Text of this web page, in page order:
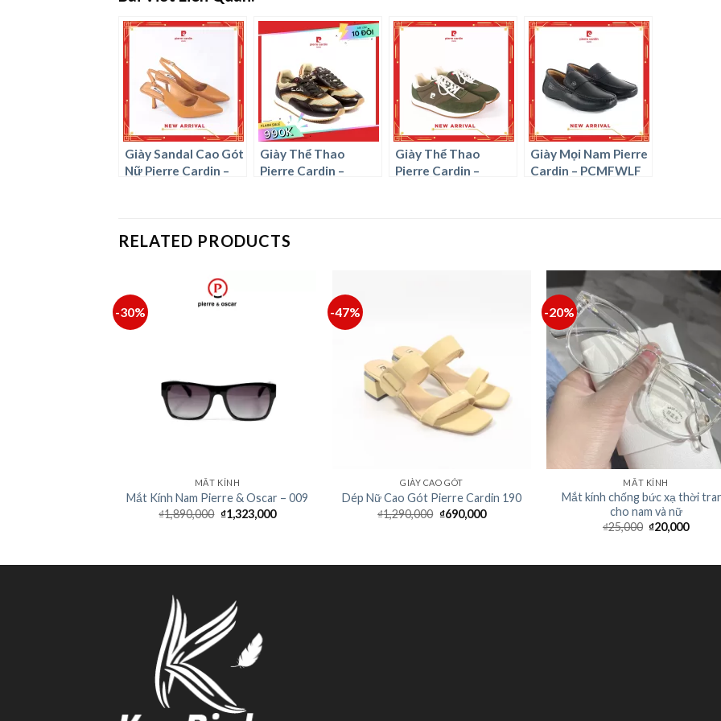
Giày Sandal Cao Gót
Nữ Pierre Cardin –
Giày Thể Thao
Pierre Cardin –
Giày Thể Thao
Pierre Cardin –
Giày Mọi Nam Pierre
Cardin – PCMFWLF
RELATED PRODUCTS
-30%
MẮT KÍNH
Mắt Kính Nam Pierre & Oscar – 009
₫1,890,000 ₫1,323,000
-47%
GIÀY CAO GÓT
Dép Nữ Cao Gót Pierre Cardin 190
₫1,290,000 ₫690,000
-20%
MẮT KÍNH
Mắt kính chống bức xạ thời
cho nam và nữ
₫25,000 ₫20,000